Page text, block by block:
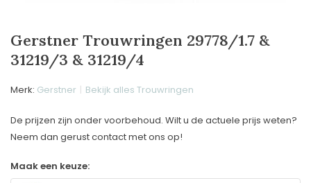
Gerstner Trouwringen 29778/1.7 &
31219/3 & 31219/4
Merk: Gerstner Bekijk alles Trouwringen
De prijzen zijn onder voorbehoud. Wilt u de actuele prijs weten?
Neem dan gerust contact met ons op!
Maak een keuze: